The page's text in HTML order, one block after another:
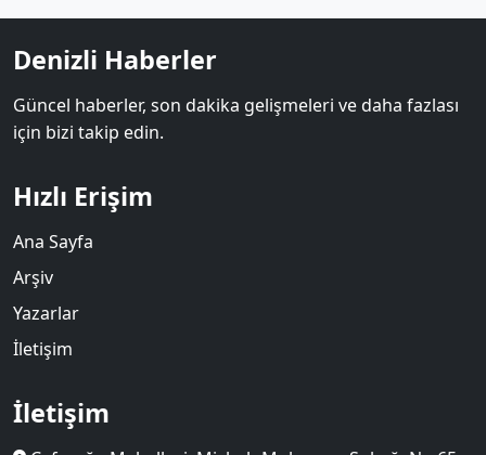
Denizli Haberler
Güncel haberler, son dakika gelişmeleri ve daha fazlası
için bizi takip edin.
Hızlı Erişim
Ana Sayfa
Arşiv
Yazarlar
İletişim
İletişim